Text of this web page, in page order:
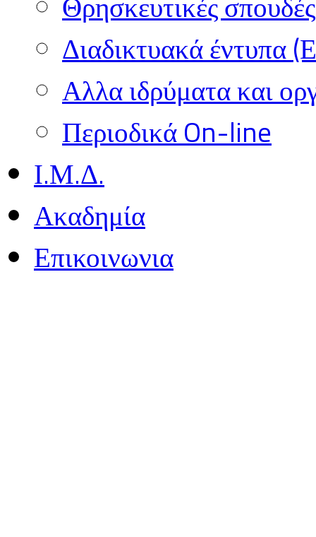
Διαδικτυακά έντυπα
Αλλα ιδρύματα και
Περιοδικά On-line
Ι.Μ.Δ.
Ακαδημία
Επικοινωνια